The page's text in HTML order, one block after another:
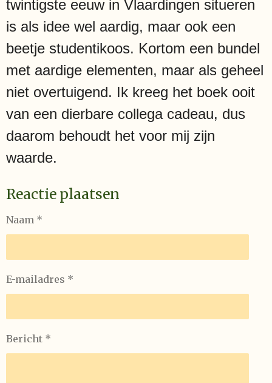
twintigste eeuw in Vlaardingen situeren
is als idee wel aardig, maar ook een
beetje studentikoos. Kortom een bundel
met aardige elementen, maar als geheel
niet overtuigend. Ik kreeg het boek ooit
van een dierbare collega cadeau, dus
daarom behoudt het voor mij zijn
waarde.
Reactie plaatsen
Naam *
E-mailadres *
Bericht *